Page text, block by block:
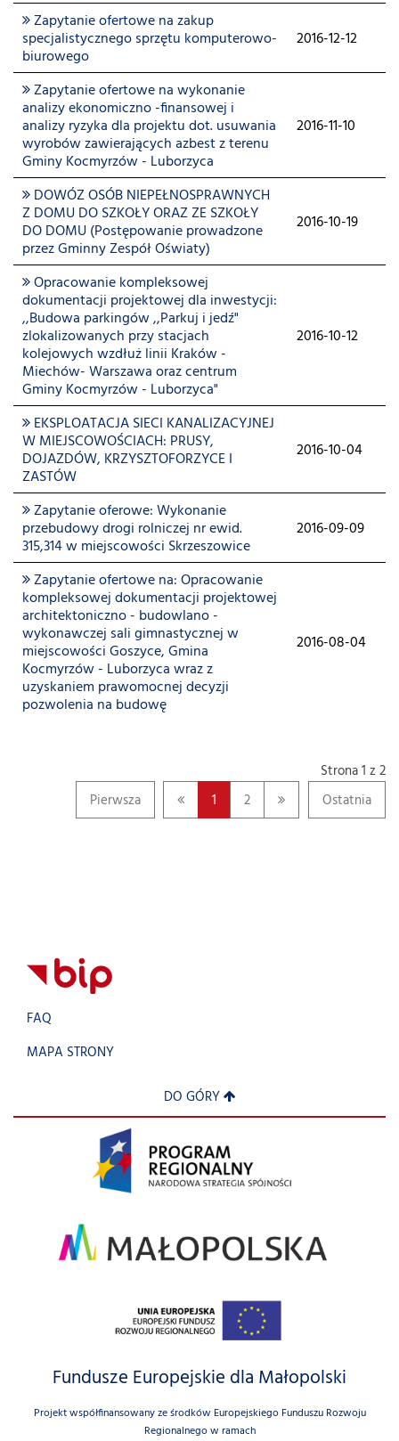
Zapytanie ofertowe na zakup
specjalistycznego sprzętu komputerowo-
biurowego
2016-12-12
Zapytanie ofertowe na wykonanie
analizy ekonomiczno -finansowej i
analizy ryzyka dla projektu dot. usuwania
wyrobów zawierających azbest z terenu
Gminy Kocmyrzów - Luborzyca
2016-11-10
DOWÓZ OSÓB NIEPEŁNOSPRAWNYCH
Z DOMU DO SZKOŁY ORAZ ZE SZKOŁY
DO DOMU (Postępowanie prowadzone
przez Gminny Zespół Oświaty)
2016-10-19
Opracowanie kompleksowej
dokumentacji projektowej dla inwestycji:
,,Budowa parkingów ,,Parkuj i jedź"
zlokalizowanych przy stacjach
kolejowych wzdłuż linii Kraków -
Miechów- Warszawa oraz centrum
Gminy Kocmyrzów - Luborzyca"
2016-10-12
EKSPLOATACJA SIECI KANALIZACYJNEJ
W MIEJSCOWOŚCIACH: PRUSY,
DOJAZDÓW, KRZYSZTOFORZYCE I
ZASTÓW
2016-10-04
Zapytanie oferowe: Wykonanie
przebudowy drogi rolniczej nr ewid.
315,314 w miejscowości Skrzeszowice
2016-09-09
Zapytanie ofertowe na: Opracowanie
kompleksowej dokumentacji projektowej
architektoniczno - budowlano -
wykonawczej sali gimnastycznej w
miejscowości Goszyce, Gmina
Kocmyrzów - Luborzyca wraz z
uzyskaniem prawomocnej decyzji
pozwolenia na budowę
2016-08-04
Strona 1 z 2
Pierwsza
1 2 Ostatnia
FAQ
MAPA STRONY
DO GÓRY
Fundusze Europejskie dla Małopolski
Projekt współfinansowany ze środków Europejskiego Funduszu Rozwoju
Regionalnego w ramach